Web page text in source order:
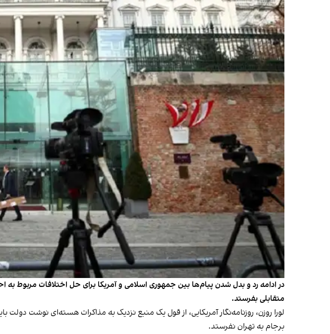
در ادامه رد و بدل شدن پیام‌ها بین جمهوری اسلامی و آمریکا برای حل اختلافات مربوط
متقابلی بفرستد.
لورا روزن، روزنامه‌نگار آمریکایی، از قول یک منبع نزدیک به مذاکرات هسته‌ای نوشت
برجام به تهران نفرستد.